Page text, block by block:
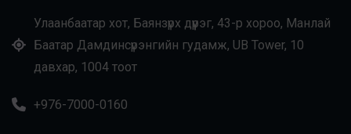
Улаанбаатар хот, Баянзүрх дүүрэг, 43-р хороо, Манлай
Баатар Дамдинсүрэнгийн гудамж, UB Tower, 10
давхар, 1004 тоот
+976-7000-0160